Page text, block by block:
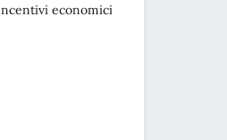
economici